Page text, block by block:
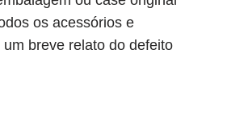
os acessórios e
breve relato do defeito